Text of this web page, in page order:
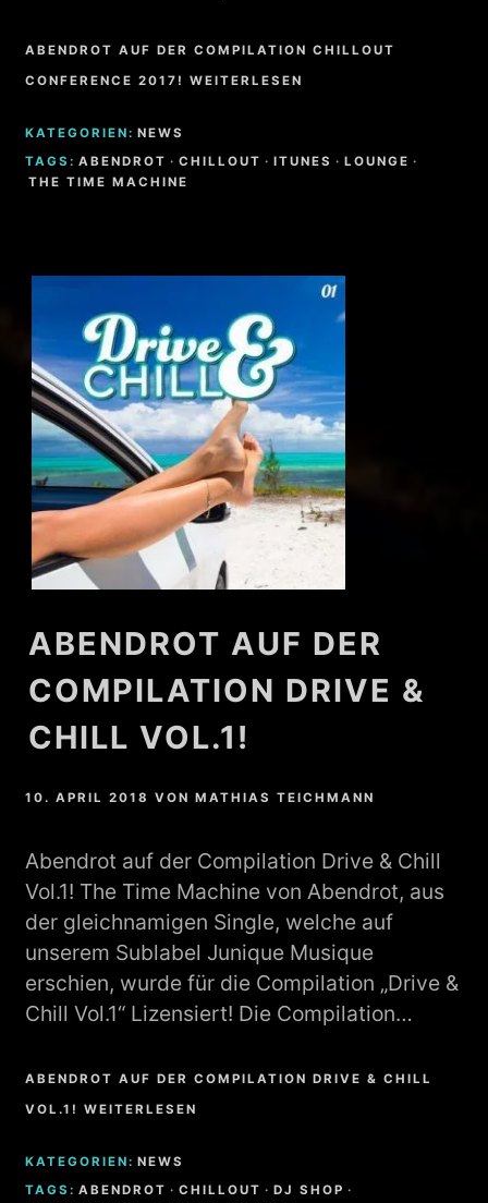
ABENDROT AUF DER COMPILATION CHILLOUT
CONFERENCE 2017! WEITERLESEN
KATEGORIEN: NEWS
TAGS: ABENDROT · CHILLOUT · ITUNES · LOUNGE ·
THE TIME MACHINE
ABENDROT AUF DER
COMPILATION DRIVE &
CHILL VOL.1!
10. APRIL 2018 VONMATHIAS TEICHMANN
Abendrot auf der Compilation Drive & Chill
Vol.1! The Time Machine von Abendrot, aus
der gleichnamigen Single, welche auf
unserem Sublabel Junique Musique
erschien, wurde für die Compilation „Drive &
Chill Vol.1“ Lizensiert! Die Compilation…
ABENDROT AUF DER COMPILATION DRIVE & CHILL
VOL.1! WEITERLESEN
KATEGORIEN: NEWS
TAGS: ABENDROT · CHILLOUT · DJ SHOP ·